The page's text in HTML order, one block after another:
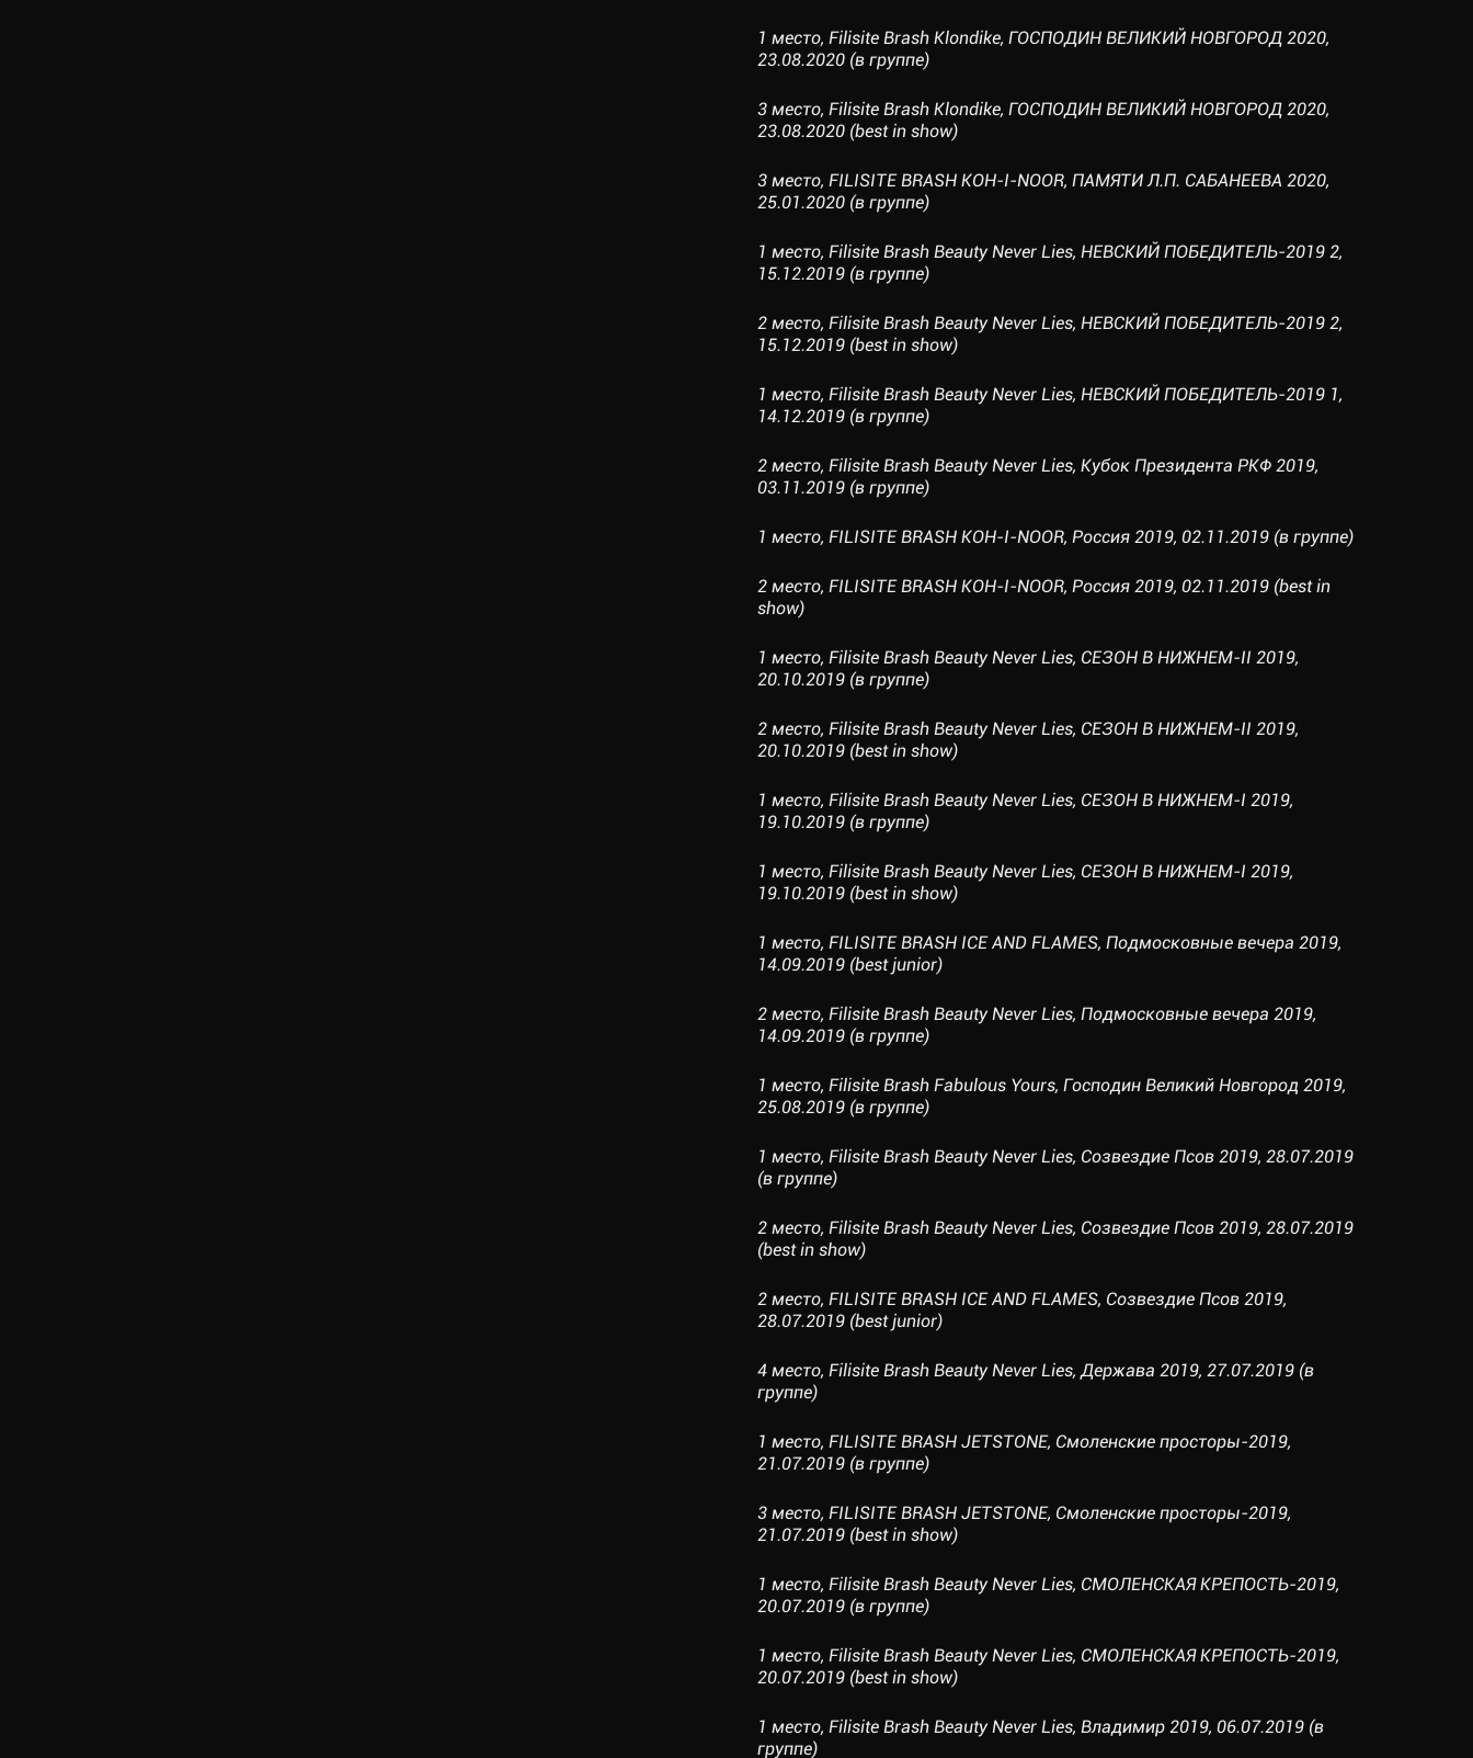
1 место, Filisite Brash Klondike, ГОСПОДИН ВЕЛИКИЙ НОВГОРОД 2020,
23.08.2020 (в группе)
3 место, Filisite Brash Klondike, ГОСПОДИН ВЕЛИКИЙ НОВГОРОД 2020,
23.08.2020 (best in show)
3 место, FILISITE BRASH KOH-I-NOOR, ПАМЯТИ Л.П. САБАНЕЕВА 2020,
25.01.2020 (в группе)
1 место, Filisite Brash Beauty Never Lies, НЕВСКИЙ ПОБЕДИТЕЛЬ-2019 2,
15.12.2019 (в группе)
2 место, Filisite Brash Beauty Never Lies, НЕВСКИЙ ПОБЕДИТЕЛЬ-2019 2,
15.12.2019 (best in show)
1 место, Filisite Brash Beauty Never Lies, НЕВСКИЙ ПОБЕДИТЕЛЬ-2019 1,
14.12.2019 (в группе)
2 место, Filisite Brash Beauty Never Lies, Кубок Президента РКФ 2019,
03.11.2019 (в группе)
1 место, FILISITE BRASH KOH-I-NOOR, Россия 2019, 02.11.2019 (в группе)
2 место, FILISITE BRASH KOH-I-NOOR, Россия 2019, 02.11.2019 (best in
show)
1 место, Filisite Brash Beauty Never Lies, СЕЗОН В НИЖНЕМ-II 2019,
20.10.2019 (в группе)
2 место, Filisite Brash Beauty Never Lies, СЕЗОН В НИЖНЕМ-II 2019,
20.10.2019 (best in show)
1 место, Filisite Brash Beauty Never Lies, СЕЗОН В НИЖНЕМ-I 2019,
19.10.2019 (в группе)
1 место, Filisite Brash Beauty Never Lies, СЕЗОН В НИЖНЕМ-I 2019,
19.10.2019 (best in show)
1 место, FILISITE BRASH ICE AND FLAMES, Подмосковные вечера 2019,
14.09.2019 (best junior)
2 место, Filisite Brash Beauty Never Lies, Подмосковные вечера 2019,
14.09.2019 (в группе)
1 место, Filisite Brash Fabulous Yours, Господин Великий Новгород 2019,
25.08.2019 (в группе)
1 место, Filisite Brash Beauty Never Lies, Созвездие Псов 2019, 28.07.2019
(в группе)
2 место, Filisite Brash Beauty Never Lies, Созвездие Псов 2019, 28.07.2019
(best in show)
2 место, FILISITE BRASH ICE AND FLAMES, Созвездие Псов 2019,
28.07.2019 (best junior)
4 место, Filisite Brash Beauty Never Lies, Держава 2019, 27.07.2019 (в
группе)
1 место, FILISITE BRASH JETSTONE, Смоленские просторы-2019,
21.07.2019 (в группе)
3 место, FILISITE BRASH JETSTONE, Смоленские просторы-2019,
21.07.2019 (best in show)
1 место, Filisite Brash Beauty Never Lies, СМОЛЕНСКАЯ КРЕПОСТЬ-2019,
20.07.2019 (в группе)
1 место, Filisite Brash Beauty Never Lies, СМОЛЕНСКАЯ КРЕПОСТЬ-2019,
20.07.2019 (best in show)
1 место, Filisite Brash Beauty Never Lies, Владимир 2019, 06.07.2019 (в
группе)